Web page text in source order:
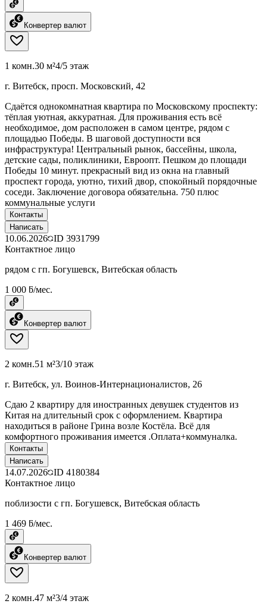
Конвертер валют
1 комн.30 м²4/5 этаж
г. Витебск, просп. Московский, 42
Сдаётся однокомнатная квартира по Московскому проспекту:
тёплая уютная, аккуратная. Для проживания есть всё
необходимое, дом расположен в самом центре, рядом с
площадью Победы. В шаговой доступности вся
инфраструктура! Центральный рынок, бассейны, школа,
детские сады, поликлиники, Евроопт. Пешком до площади
Победы 10 минут. прекрасный вид из окна на главный
проспект города, уютно, тихий двор, спокойный порядочные
соседи. Заключение договора обязательна. 750 плюс
коммунальные услуги
Контакты
Написать
10.06.2026 ID 3931799
Контактное лицо
рядом с гп. Богушевск, Витебская область
1 000 ƃ/мес.
Конвертер валют
2 комн.51 м²3/10 этаж
г. Витебск, ул. Воинов-Интернационалистов, 26
Сдаю 2 квартиру для иностранных девушек студентов из
Китая на длительный срок с оформлением. Квартира
находиться в районе Грина возле Костёла. Всё для
комфортного проживания имеется .Оплата+коммуналка.
Контакты
Написать
14.07.2026 ID 4180384
Контактное лицо
поблизости с гп. Богушевск, Витебская область
1 469 ƃ/мес.
Конвертер валют
2 комн.47 м²3/4 этаж